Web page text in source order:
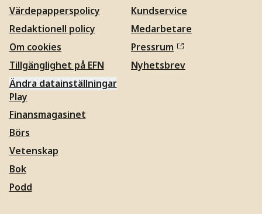
Värdepapperspolicy
Redaktionell policy
Om cookies
Tillgänglighet på EFN
Ändra datainställningar
Kundservice
Medarbetare
Pressrum
Nyhetsbrev
Play
Finansmagasinet
Börs
Vetenskap
Bok
Podd